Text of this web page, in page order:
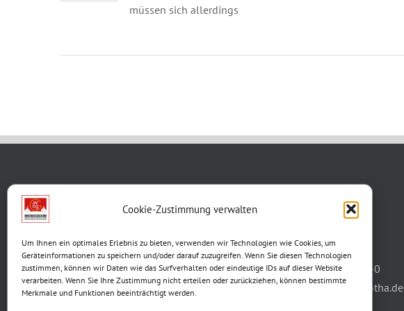
Cookie-Zustimmung verwalten
Um Ihnen ein optimales Erlebnis zu bieten, verwenden wir Technologien wie Cookies, um
Geräteinformationen zu speichern und/oder darauf zuzugreifen. Wenn Sie diesen Technologien
zustimmen, können wir Daten wie das Surfverhalten oder eindeutige IDs auf dieser Website
verarbeiten. Wenn Sie Ihre Zustimmung nicht erteilen oder zurückziehen, können bestimmte
Merkmale und Funktionen beeinträchtigt werden.
müssen sich allerdings
99867 Gotha
Telefon:03621/3077-0
E-Mail: info@wbg-gotha.de